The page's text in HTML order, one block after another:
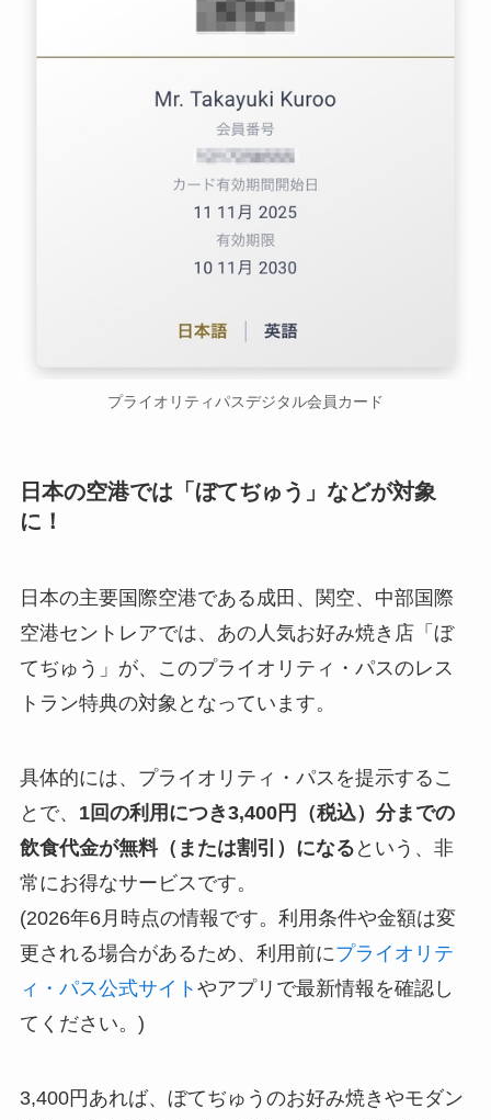
プライオリティパスデジタル会員カード
日本の空港では「ぼてぢゅう」などが対象
に！
日本の主要国際空港である成田、関空、中部国際
空港セントレアでは、あの人気お好み焼き店「ぼ
てぢゅう」が、このプライオリティ・パスのレス
トラン特典の対象となっています。
具体的には、プライオリティ・パスを提示するこ
とで、 1回の利用につき3,400円（税込）分までの
飲食代金が無料（または割引）になる という、非
常にお得なサービスです。
(2026年6月時点の情報です。利用条件や金額は変
更される場合があるため、利用前にプライオリテ
ィ・パス公式サイト やアプリで最新情報を確認し
てください。)
3,400円あれば、ぼてぢゅうのお好み焼きやモダン